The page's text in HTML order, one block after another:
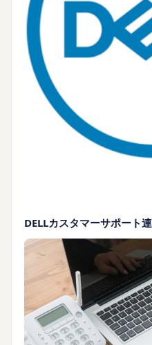
DELLカスタマーサポート